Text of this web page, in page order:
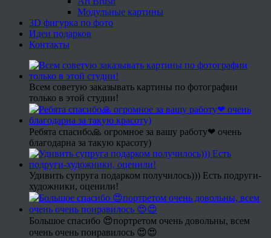
Модульные картины
3D фигурка по фото
Идеи подарков
Контакты
Всем советую заказывать картины по фотографии
только в этой студии!
Ребята спасибо🙏 огромное за вашу работу❤ очень
благодарна за такую красоту)
Удивить супруга подарком получилось))) Есть подруги-
художники, оценили!
Большое спасибо 😍портретом очень довольны, всем
очень очень понравилось 😍😍